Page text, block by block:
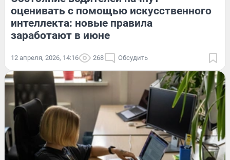
оценивать с помощью искусственного
интеллекта: новые правила
заработают в июне
12 апреля, 2026, 14:16 268 Обсудить